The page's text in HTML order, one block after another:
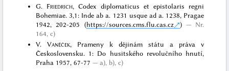
G. Friedrich, Codex diplomaticus et epistolaris regni
Bohemiae. 3,1: Inde ab a. 1231 usque ad a. 1238, Pragae
1942, 202-205 (https://sources.cms.flu.cas.cz )
Nr.
164, c)
V.Vaněček, Prameny k dějinám státu a práva v
Československu. 1: Do husitského revolučního hnutí,
Praha 1957, 67-77
a), b), c)